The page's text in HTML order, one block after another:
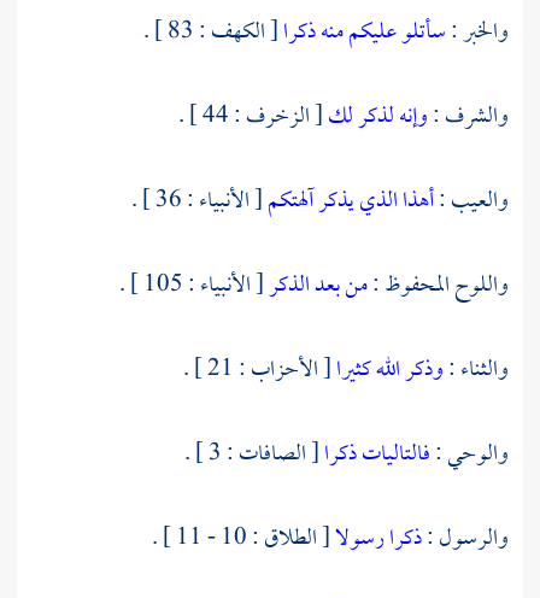
والخبر :سأتلو عليكم منه ذكرا[ الكهف : 83 ] .
والشرف :وإنه لذكر لك[ الزخرف : 44 ] .
والعيب :أهذا الذي يذكر آلهتكم[ الأنبياء : 36 ] .
واللوح المحفوظ :من بعد الذكر[ الأنبياء : 105 ] .
والثناء :وذكر الله كثيرا[ الأحزاب : 21 ] .
والوحي :فالتاليات ذكرا[ الصافات : 3 ] .
والرسول :ذكرا رسولا[ الطلاق : 10 - 11 ] .